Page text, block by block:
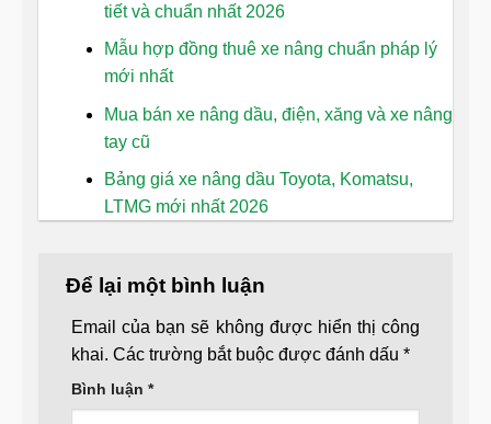
tiết và chuẩn nhất 2026
Mẫu hợp đồng thuê xe nâng chuẩn pháp lý
mới nhất
Mua bán xe nâng dầu, điện, xăng và xe nâng
tay cũ
Bảng giá xe nâng dầu Toyota, Komatsu,
LTMG mới nhất 2026
Để lại một bình luận
Email của bạn sẽ không được hiển thị công
khai. Các trường bắt buộc được đánh dấu *
Bình luận *